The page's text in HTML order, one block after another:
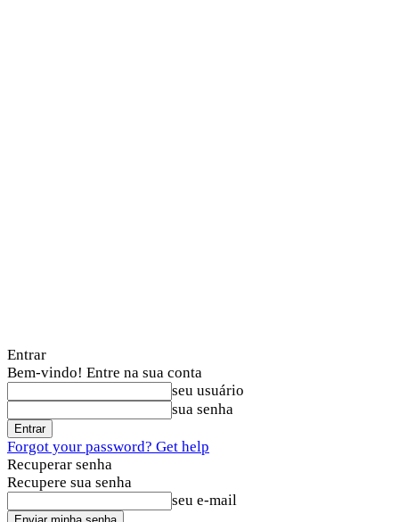
Entrar
Bem-vindo! Entre na sua conta
seu usuário
sua senha
Forgot your password? Get help
Recuperar senha
Recupere sua senha
seu e-mail